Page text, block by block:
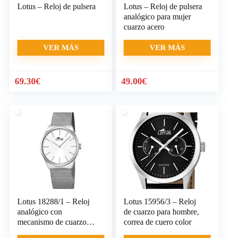
Lotus – Reloj de pulsera
VER MÁS
69.30€
Lotus – Reloj de pulsera
analógico para mujer
cuarzo acero
VER MÁS
49.00€
Lotus 18288/1 – Reloj
analógico con
mecanismo de cuarzo
Lotus 15956/3 – Reloj
de cuarzo para hombre,
correa de cuero color